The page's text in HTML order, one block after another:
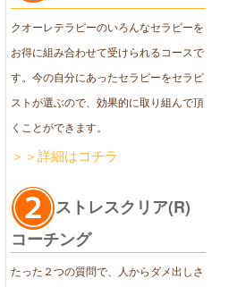
クオーレテラピーのいろんなセラピーを
お得に組み合わせて受けられるコースで
す。今の自分にあったセラピーをセラピ
ストが選ぶので、効果的に取り組んで頂
くことができます。
＞＞詳細はコチラ
ストレスクリア(R)
コーチング
たった２つの質問で、人からダメ出しさ